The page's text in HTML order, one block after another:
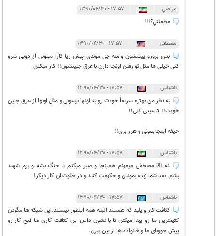
مرتضي ۱۷:۵۷ - ۱۳۹۰/۰۴/۳۰
مطمئني؟!!!
مصطفی ۱۷:۵۷ - ۱۳۹۰/۰۴/۳۰
بس برورو پیششون واسه چی موندی پیش ریا کارا میتونی از دوبی شرو
کنی خیلی ها مثل تو رفتن اونجا دارن با عرق جبینشون!! کار میکنن
ناشناس ۱۷:۵۷ - ۱۳۹۰/۰۴/۳۰
به نظر من بهتره سریعاً خودت رو به اونها برسونی و مثل اونها از عرق جبین
خودت!! کاسیبی کنی!!
حیفه اینجا بمونی و هرز بری!!
ناشناس ۱۷:۵۷ - ۱۳۹۰/۰۴/۳۰
نه آقا مصطفی میمونم همینجا و صبر میکنم تا جنگ بشه و برم شهید
بشم. بعد شما زنده بمونین و حکومت کنید و در خلوت ان کار دیگر!
ناشناس ۱۷:۵۷ - ۱۳۹۰/۰۴/۳۰
کثافت کار و پلید که هستند.البته همه اینطور نیستند.این شبکه ها مگردن
کثیفترین ها رو پیدا میکنن تا با نشون دادن این کثافت کاری ها قبح کار رو
پیش جوونای ما و خانواده ها از بین ببرن.